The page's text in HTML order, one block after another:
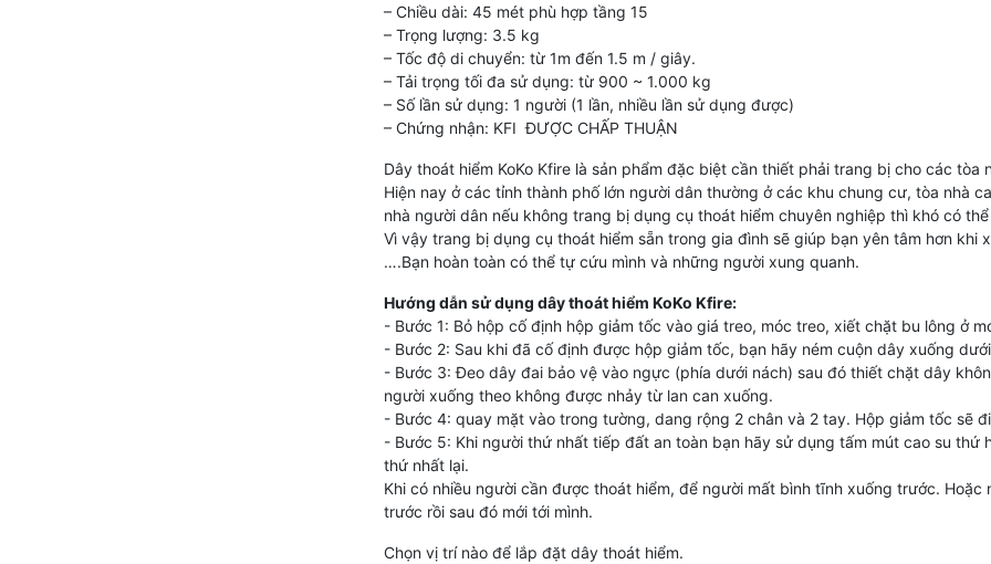
– Chiều dài: 45 mét phù hợp tầng 15
– Trọng lượng: 3.5 kg
– Tốc độ di chuyển: từ 1m đến 1.5 m / giây.
– Tải trọng tối đa sử dụng: từ 900 ~ 1.000 kg
– Số lần sử dụng: 1 người (1 lần, nhiều lần sử dụng được)
– Chứng nhận: KFI ĐƯỢC CHẤP THUẬN
Dây thoát hiểm KoKo Kfire là sản phẩm đặc biệt cần thiết phải trang bị cho các tòa
Hiện nay ở các tỉnh thành phố lớn người dân thường ở các khu chung cư, tòa nhà
nhà người dân nếu không trang bị dụng cụ thoát hiểm chuyên nghiệp thì khó có
Vì vậy trang bị dụng cụ thoát hiểm sẵn trong gia đình sẽ giúp bạn yên tâm hơn
….Bạn hoàn toàn có thể tự cứu mình và những người xung quanh.
Hướng dẫn sử dụng dây thoát hiểm KoKo Kfire:
- Bước 1: Bỏ hộp cố định hộp giảm tốc vào giá treo, móc treo, xiết chặt bu lông ở
- Bước 2: Sau khi đã cố định được hộp giảm tốc, bạn hãy ném cuộn dây xuống
- Bước 3: Đeo dây đai bảo vệ vào ngực (phía dưới nách) sau đó thiết chặt dây
người xuống theo không được nhảy từ lan can xuống.
- Bước 4: quay mặt vào trong tường, dang rộng 2 chân và 2 tay. Hộp giảm tốc sẽ
- Bước 5: Khi người thứ nhất tiếp đất an toàn bạn hãy sử dụng tấm mút cao su
thứ nhất lại.
Khi có nhiều người cần được thoát hiểm, để người mất bình tĩnh xuống trước.
trước rồi sau đó mới tới mình.
Chọn vị trí nào để lắp đặt dây thoát hiểm.